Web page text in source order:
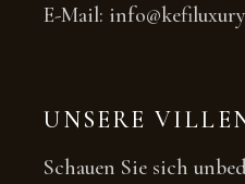
E-Mail:
UNSERE
Schauen Sie sich